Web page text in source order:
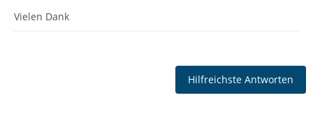
Vielen Dank
Hilfreichste Antworten